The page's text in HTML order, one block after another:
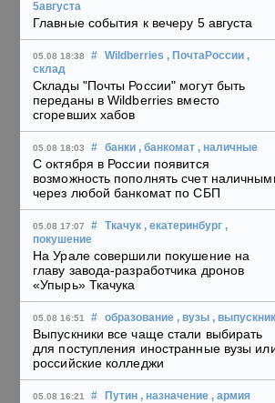
5августа
Главные события к вечеру 5 августа
05.08 18:38 # Wildberries , ПочтаРоссии ,
склад
Склады "Почты России" могут быть
переданы в Wildberries вместо
сгоревших хабов
05.08 18:03 # банки , банкомат , наличные
С октября в России появится
возможность пополнять счет
через любой банкомат по СБП
05.08 17:07 # Ткачук , екатеринбург ,
покушение
На Урале совершили покушение на
главу завода-разработчика дронов
«Упырь» Ткачука
05.08 16:51 # образование , вузы ,
Выпускники все чаще стали выбирать
для поступления иностранные вузы
российские колледжи
05.08 16:21 # Путин , назначение , армия